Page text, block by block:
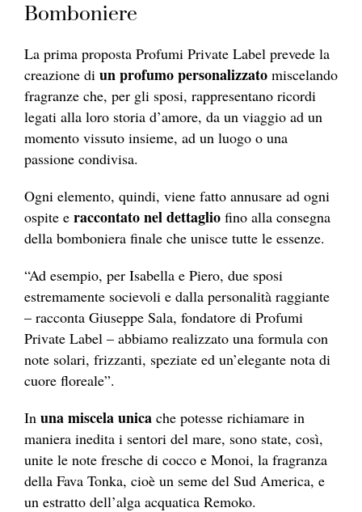
Bomboniere
La prima proposta Profumi Private Label prevede la
creazione di un profumo personalizzato miscelando
fragranze che, per gli sposi, rappresentano ricordi
legati alla loro storia d’amore, da un viaggio ad un
momento vissuto insieme, ad un luogo o una
passione condivisa.
Ogni elemento, quindi, viene fatto annusare ad ogni
ospite e raccontato nel dettaglio fino alla consegna
della bomboniera finale che unisce tutte le essenze.
“Ad esempio, per Isabella e Piero, due sposi
estremamente socievoli e dalla personalità raggiante
– racconta Giuseppe Sala, fondatore di Profumi
Private Label – abbiamo realizzato una formula con
note solari, frizzanti, speziate ed un’elegante nota di
cuore floreale”.
In una miscela unica che potesse richiamare in
maniera inedita i sentori del mare, sono state, così,
unite le note fresche di cocco e Monoi, la fragranza
della Fava Tonka, cioè un seme del Sud America, e
un estratto dell’alga acquatica Remoko.